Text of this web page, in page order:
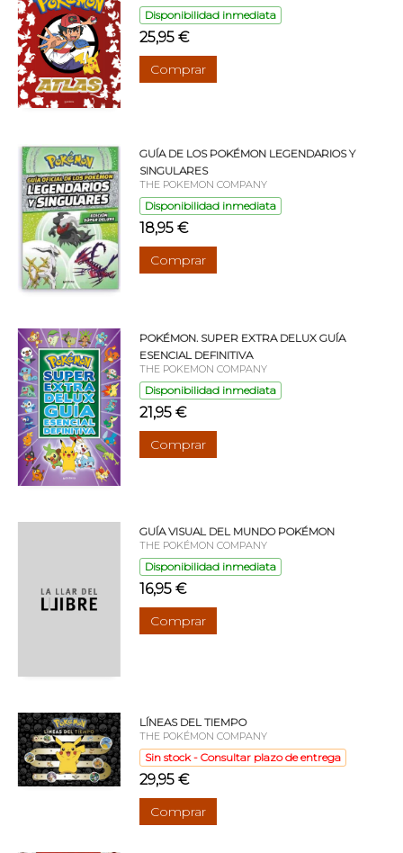
Disponibilidad inmediata
25,95 €
Comprar
GUÍA DE LOS POKÉMON LEGENDARIOS Y
SINGULARES
THE POKEMON COMPANY
Disponibilidad inmediata
18,95 €
Comprar
POKÉMON. SUPER EXTRA DELUX GUÍA
ESENCIAL DEFINITIVA
THE POKEMON COMPANY
Disponibilidad inmediata
21,95 €
Comprar
GUÍA VISUAL DEL MUNDO POKÉMON
THE POKÉMON COMPANY
Disponibilidad inmediata
16,95 €
Comprar
LÍNEAS DEL TIEMPO
THE POKÉMON COMPANY
Sin stock - Consultar plazo de entrega
29,95 €
Comprar